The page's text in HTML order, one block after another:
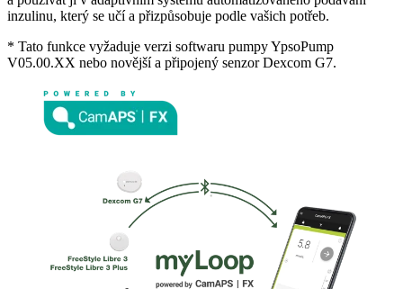
inzulinu, který se učí a přizpůsobuje podle vašich potřeb.
* Tato funkce vyžaduje verzi softwaru pumpy YpsoPump
V05.00.XX nebo novější a připojený senzor Dexcom G7.